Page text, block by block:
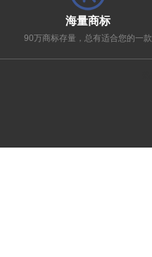
海量商标
90万商标存量，总有适合您的一款